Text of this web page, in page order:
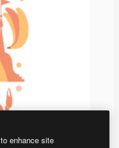
enhance site